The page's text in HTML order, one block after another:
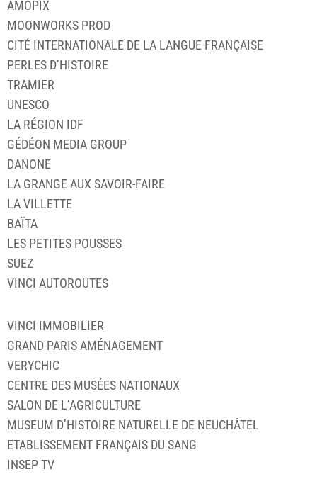
AMOPIX
MOONWORKS PROD
CITÉ INTERNATIONALE DE LA LANGUE FRANÇAISE
PERLES D’HISTOIRE
TRAMIER
UNESCO
LA RÉGION IDF
GÉDÉON MEDIA GROUP
DANONE
LA GRANGE AUX SAVOIR-FAIRE
LA VILLETTE
BAÏTA
LES PETITES POUSSES
SUEZ
VINCI AUTOROUTES
VINCI IMMOBILIER
GRAND PARIS AMÉNAGEMENT
VERYCHIC
CENTRE DES MUSÉES NATIONAUX
SALON DE L’AGRICULTURE
MUSEUM D’HISTOIRE NATURELLE DE NEUCHÂTEL
ETABLISSEMENT FRANÇAIS DU SANG
INSEP TV